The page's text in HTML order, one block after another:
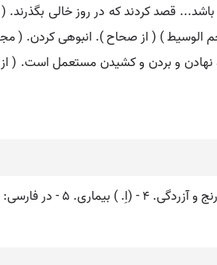
قصد کردند که در روز خالی
الوسیط ) ( از صحاح ). انبوهی کردن. (